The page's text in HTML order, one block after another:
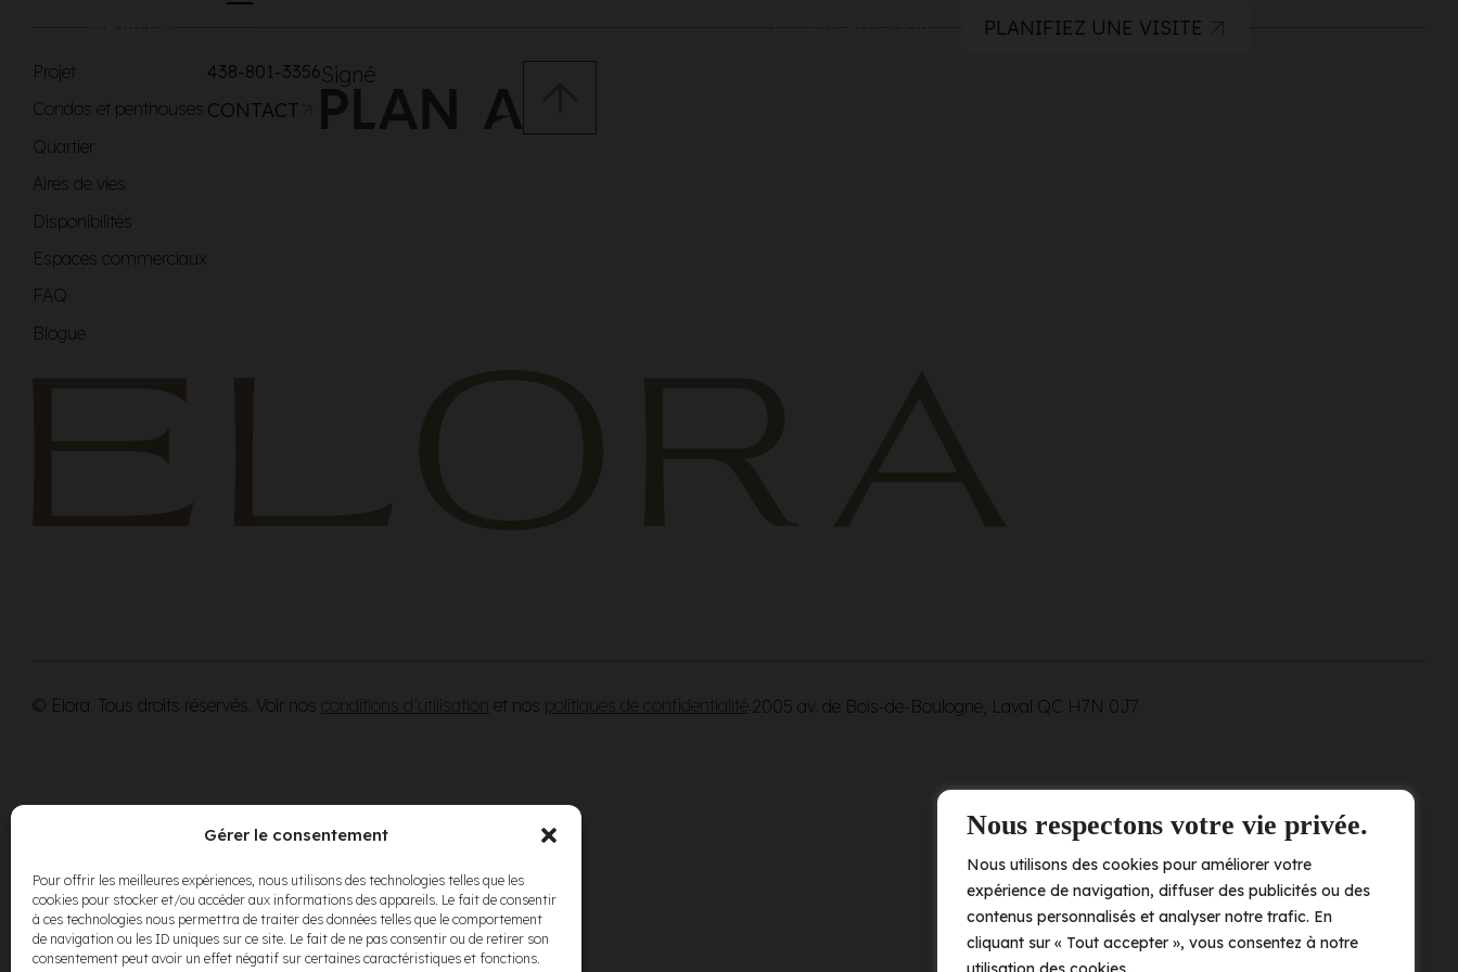
Nous respectons votre vie privée.
Nous utilisons des cookies pour améliorer votre
expérience de navigation, diffuser des publicités ou des
contenus personnalisés et analyser notre trafic. En
cliquant sur « Tout accepter », vous consentez à notre
Gérer le consentement
Pour offrir les meilleures expériences, nous utilisons des technologies telles que les
cookies pour stocker et/ou accéder aux informations des appareils. Le fait de consentir
à ces technologies nous permettra de traiter des données telles que le comportement
de navigation ou les ID uniques sur ce site. Le fait de ne pas consentir ou de retirer son
consentement peut avoir un effet négatif sur certaines caractéristiques et fonctions.
MENU PLANIFIEZ UNE VISITE
Projet
Condos et penthouses
Quartier
Aires de vies
Disponibilités
Espaces commerciaux
FAQ
Blogue
438-801-3356
CONTACT
Signé
© Elora. Tous droits réservés. Voir nos conditions d’utilisation et nos politiques de confidentialité 2005 av. de Bois-de-Boulogne, Laval QC H7N 0J7